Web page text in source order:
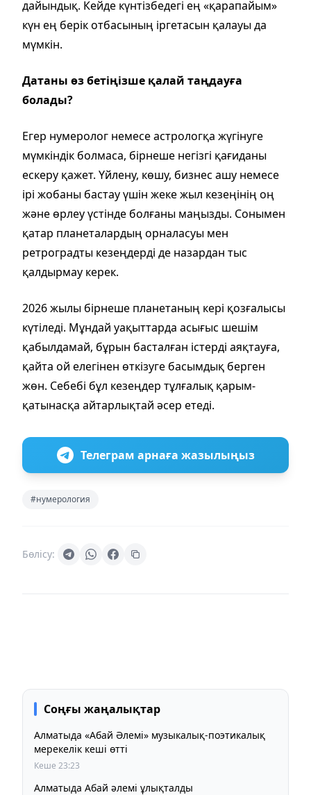
дайындық. Кейде күнтізбедегі ең «қарапайым»
күн ең берік отбасының іргетасын қалауы да
мүмкін.
Датаны өз бетіңізше қалай таңдауға
болады?
Егер нумеролог немесе астрологқа жүгінуге
мүмкіндік болмаса, бірнеше негізгі қағиданы
ескеру қажет. Үйлену, көшу, бизнес ашу немесе
ірі жобаны бастау үшін жеке жыл кезеңінің оң
және өрлеу үстінде болғаны маңызды. Сонымен
қатар планеталардың орналасуы мен
ретроградты кезеңдерді де назардан тыс
қалдырмау керек.
2026 жылы бірнеше планетаның кері қозғалысы
күтіледі. Мұндай уақыттарда асығыс шешім
қабылдамай, бұрын басталған істерді аяқтауға,
қайта ой елегінен өткізуге басымдық берген
жөн. Себебі бұл кезеңдер тұлғалық қарым-
қатынасқа айтарлықтай әсер етеді.
Телеграм арнаға жазылыңыз
#нумерология
Бөлісу:
Соңғы жаңалықтар
Алматыда «Абай Әлемі» музыкалық-поэтикалық
мерекелік кеші өтті
Кеше 23:23
Алматыда Абай әлемі ұлықталды